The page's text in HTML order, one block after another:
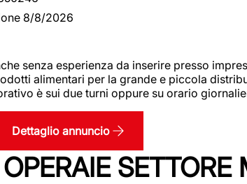
8/8/2026
senza esperienza da inserire presso
alimentari per la grande e piccola
è sui due turni oppure su orario
Dettaglio annuncio